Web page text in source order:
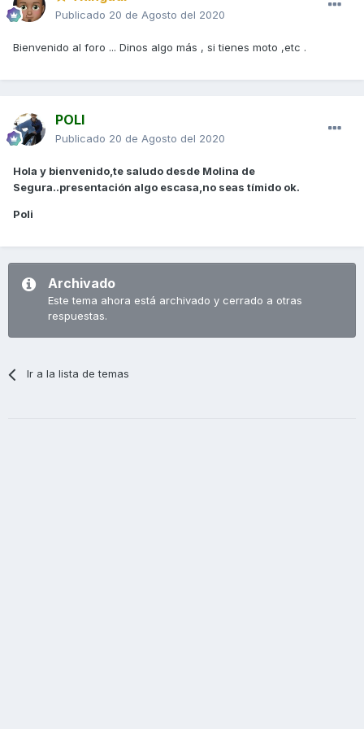
Publicado 20 de Agosto del 2020
Bienvenido al foro ... Dinos algo más , si tienes moto ,etc .
POLI
Publicado 20 de Agosto del 2020
Hola y bienvenido,te saludo desde Molina de
Segura..presentación algo escasa,no seas tímido ok.
Poli
Archivado
Este tema ahora está archivado y cerrado a otras
respuestas.
Ir a la lista de temas